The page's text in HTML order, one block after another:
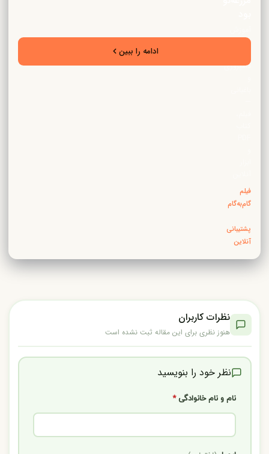
تخصصی
دامپروری
فیلم
گام‌به‌گام
پشتیبانی
آنلاین
ادامه را ببین
نظرات کاربران
هنوز نظری برای این مقاله ثبت نشده است
نظر خود را بنویسید
نام و نام خانوادگی*